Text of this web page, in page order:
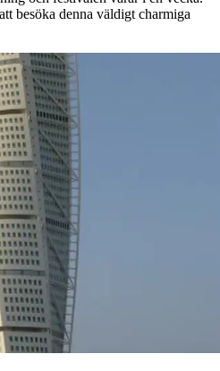
besöka denna väldigt charmiga